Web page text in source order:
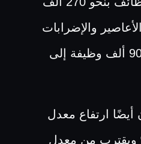
والإضرابات
التي أضافت نحو 90 ألف وظيفة إلى
أيضًا ارتفاع معدل
إلى 4.2% ويقترب من معدل